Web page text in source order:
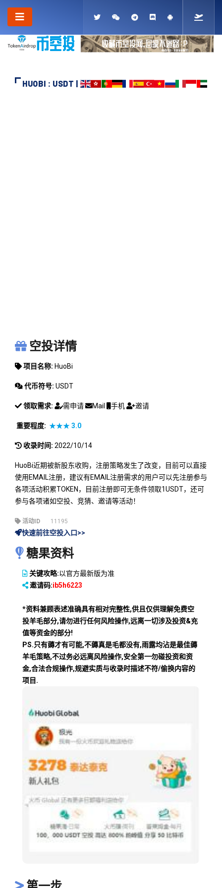
HUOBI : USDT |
空投详情
项目名称: HuoBi
代币符号: USDT
领取需求: 需申请 Mail 手机 邀请
重要程度: ★★★3.0
收录时间: 2022/10/14
HuoBi近期被新股东收购，注册策略发生了改变，目前可以直接
使用EMAIL注册，建议有EMAIL注册需求的用户可以先注册参与
各项活动积累TOKEN，目前注册即可无条件领取1USDT，还可
参与各项诸如空投、竞猜、邀请等活动！
活动ID 11195
快速前往空投入口>>
糖果资料
关键攻略:以官方最新版为准
邀请码:ib5h6223
*资料兼顾表述准确具有相对完整性,供且仅供理解免费空
投羊毛部分,请勿进行任何风险操作,远离一切涉及投资&充
值等资金的部分!
PS.只有薅才有可能,不薅真是毛都没有,雨露均沾是最佳薅
羊毛策略,不过务必远离风险操作,安全第一勿碰投资和资
金,合法合规操作,规避实质与收录时描述不符/偷换内容的
项目.